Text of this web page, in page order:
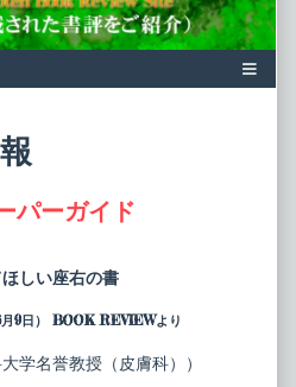
パーガイド
しい座右の書
9日） BOOK REVIEWより
学名誉教授（皮膚科））